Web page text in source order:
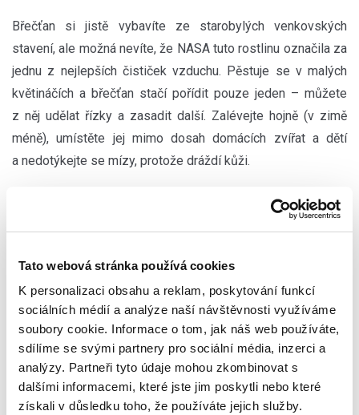
Tato webová stránka používá cookies
K personalizaci obsahu a reklam, poskytování funkcí
sociálních médií a analýze naší návštěvnosti využíváme
soubory cookie. Informace o tom, jak náš web používáte,
sdílíme se svými partnery pro sociální média, inzerci a
analýzy. Partneři tyto údaje mohou zkombinovat s
dalšími informacemi, které jste jim poskytli nebo které
získali v důsledku toho, že používáte jejich služby.
Břečťan si jistě vybavíte ze starobylých venkovských
stavení, ale možná nevíte, že NASA tuto rostlinu označila za
jednu z nejlepších čističek vzduchu. Pěstuje se v malých
květináčích a břečťan stačí pořídit pouze jeden – můžete
z něj udělat řízky a zasadit další. Zalévejte hojně (v zimě
méně), umístěte jej mimo dosah domácích zvířat a dětí
a nedotýkejte se mízy, protože dráždí kůži.
9
TOULCOVKA
Toulcovka se výborně hodí do malých prostor, navíc v létě